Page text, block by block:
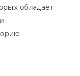
обладает